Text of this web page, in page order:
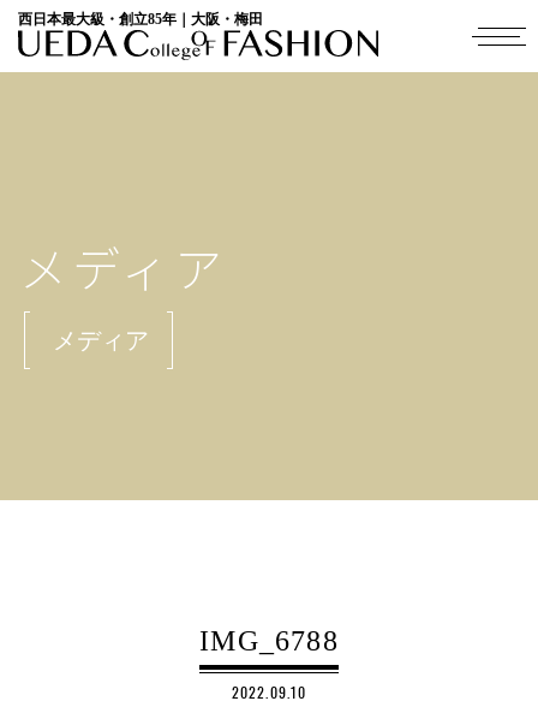
西日本最大級・創立85年｜大阪・梅田
メディア
メディア
IMG_6788
2022.09.10